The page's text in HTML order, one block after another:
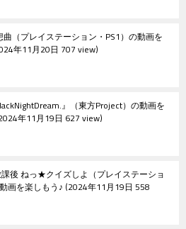
（プレイステーション・PS1）の動画を
年11月20日 707 view
』（東方Project）の動画を
年11月19日 627 view
後 ねっ★クイズしよ（プレイステーショ
画を楽しもう♪ 2024年11月19日 558